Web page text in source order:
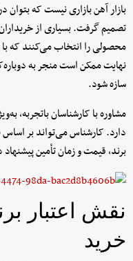
بازار آهن بازاری نیست که بتوان
تصمیم گرفت. بسیاری از
محصولی را انتخاب می‌کنند که با
نهایت ممکن است منجر به
سازه شود.
مشاوره با کارشناسان باتجربه،
دارد. کارشناس می‌تواند بر اساس
برند، قیمت و زمان تأمین
نقش اعتبار
خرید